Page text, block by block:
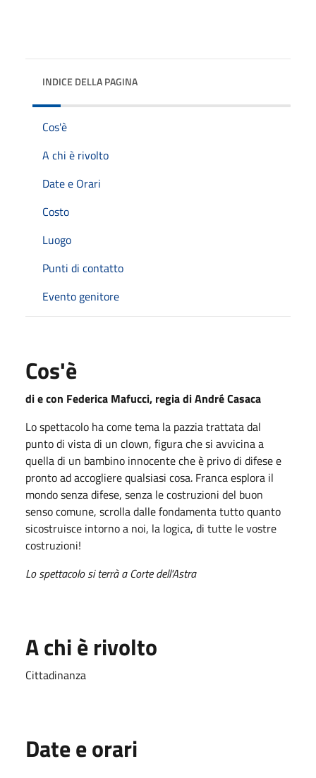
INDICE DELLA PAGINA
Cos'è
A chi è rivolto
Date e Orari
Costo
Luogo
Punti di contatto
Evento genitore
Cos'è
di e con Federica Mafucci, regia di André Casaca
Lo spettacolo ha come tema la pazzia trattata dal
punto di vista di un clown, figura che si avvicina a
quella di un bambino innocente che è privo di difese e
pronto ad accogliere qualsiasi cosa. Franca esplora il
mondo senza difese, senza le costruzioni del buon
senso comune, scrolla dalle fondamenta tutto quanto
sicostruisce intorno a noi, la logica, di tutte le vostre
costruzioni!
Lo spettacolo si terrà a Corte dell'Astra
A chi è rivolto
Cittadinanza
Date e orari